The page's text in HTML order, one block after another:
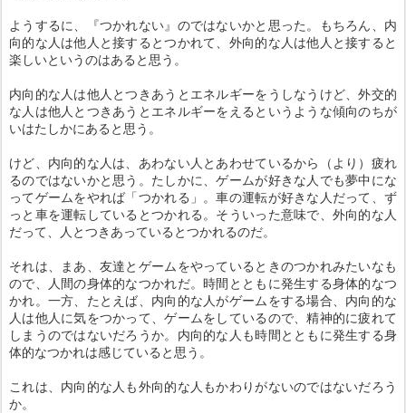
ようするに、『つかれない』のではないかと思った。もちろん、内
向的な人は他人と接するとつかれて、外向的な人は他人と接すると
楽しいというのはあると思う。
内向的な人は他人とつきあうとエネルギーをうしなうけど、外交的
な人は他人とつきあうとエネルギーをえるというような傾向のちが
いはたしかにあると思う。
けど、内向的な人は、あわない人とあわせているから（より）疲れ
るのではないかと思う。たしかに、ゲームが好きな人でも夢中にな
ってゲームをやれば「つかれる」。車の運転が好きな人だって、ず
っと車を運転しているとつかれる。そういった意味で、外向的な人
だって、人とつきあっているとつかれるのだ。
それは、まあ、友達とゲームをやっているときのつかれみたいなも
ので、人間の身体的なつかれだ。時間とともに発生する身体的なつ
かれ。一方、たとえば、内向的な人がゲームをする場合、内向的な
人は他人に気をつかって、ゲームをしているので、精神的に疲れて
しまうのではないだろうか。内向的な人も時間とともに発生する身
体的なつかれは感じていると思う。
これは、内向的な人も外向的な人もかわりがないのではないだろう
か。